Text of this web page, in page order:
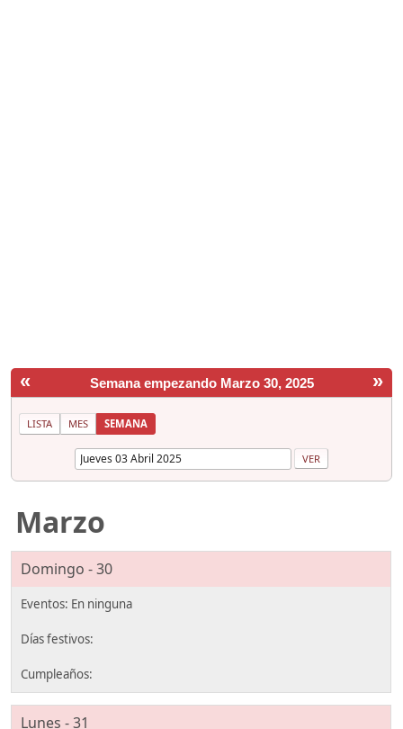
« »
Semana empezando Marzo 30, 2025
LISTA MES SEMANA
Marzo
Domingo - 30
Lunes - 31